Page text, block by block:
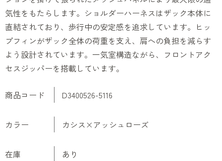
商品コード D3400526-5116
カラー カシス×アッシュローズ
在庫 あり
気性をもたらします。ショルダーハーネスはザック本体に
直結されており、歩行中の安定感を追求しています。ヒッ
プフィンがザック全体の荷重を支え、肩への負担を減らす
よう設計されています。一気室構造ながら、フロントアク
セスジッパーを搭載しています。